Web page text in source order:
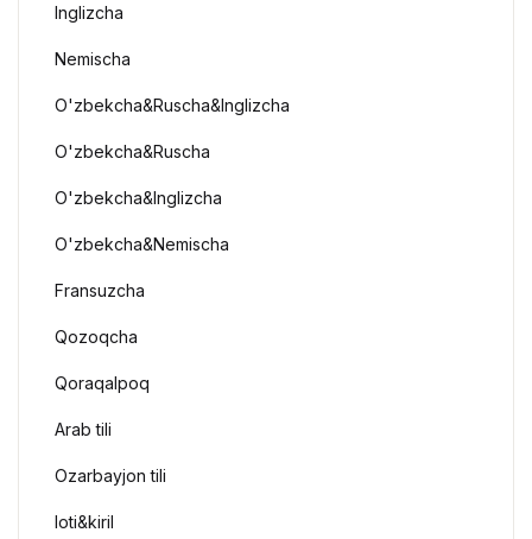
Inglizcha
Nemischa
O'zbekcha&Ruscha&Inglizcha
O'zbekcha&Ruscha
O'zbekcha&Inglizcha
O'zbekcha&Nemischa
Fransuzcha
Qozoqcha
Qoraqalpoq
Arab tili
Ozarbayjon tili
loti&kiril